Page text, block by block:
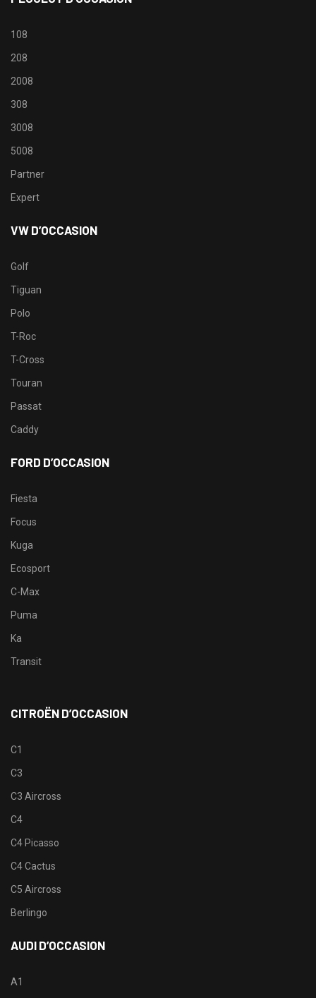
108
208
2008
308
3008
5008
Partner
Expert
VW D’OCCASION
Golf
Tiguan
Polo
T-Roc
T-Cross
Touran
Passat
Caddy
FORD D’OCCASION
Fiesta
Focus
Kuga
Ecosport
C-Max
Puma
Ka
Transit
CITROËN D’OCCASION
C1
C3
C3 Aircross
C4
C4 Picasso
C4 Cactus
C5 Aircross
Berlingo
AUDI D’OCCASION
A1